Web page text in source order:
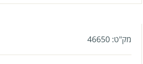
מק"ט: 46650